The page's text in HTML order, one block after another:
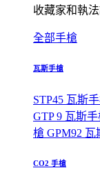
收藏家和執
全部手槍
瓦斯手槍
STP45 瓦斯
GTP 9 瓦斯手
槍 GPM92 瓦
CO2 手槍